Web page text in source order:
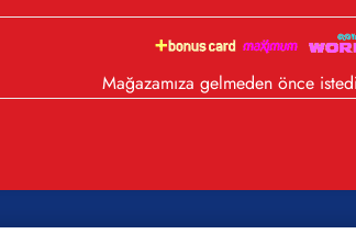
Mağazamıza gelmeden önce